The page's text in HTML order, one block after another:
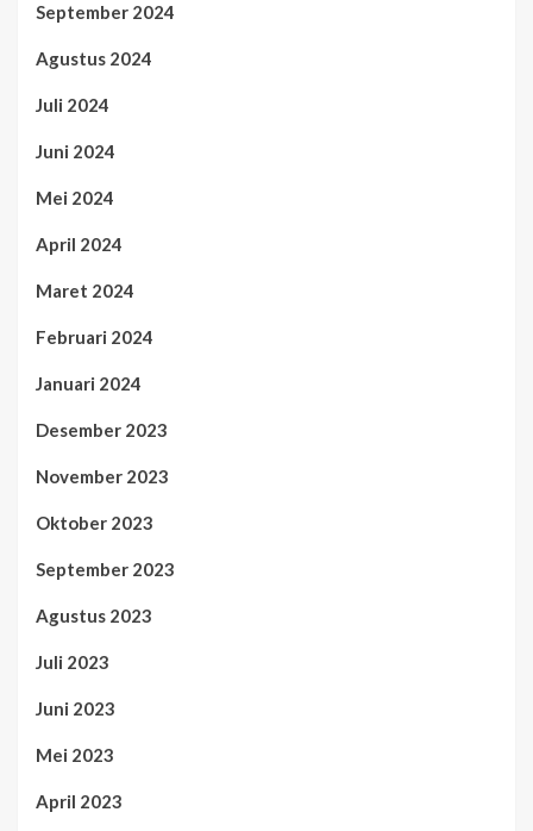
September 2024
Agustus 2024
Juli 2024
Juni 2024
Mei 2024
April 2024
Maret 2024
Februari 2024
Januari 2024
Desember 2023
November 2023
Oktober 2023
September 2023
Agustus 2023
Juli 2023
Juni 2023
Mei 2023
April 2023